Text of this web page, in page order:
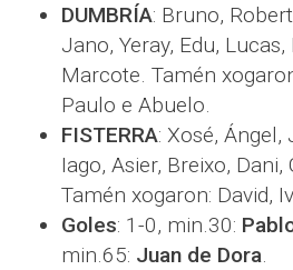
DUMBRÍA: Bruno,
Jano, Yeray, Edu,
Marcote. Tamén
Paulo e Abuelo.
FISTERRA: Xosé,
Iago, Asier, Breixo, Dani,
Tamén xogaron: David,
Goles: 1-0, min.30:
min.65: Juan de Dora.